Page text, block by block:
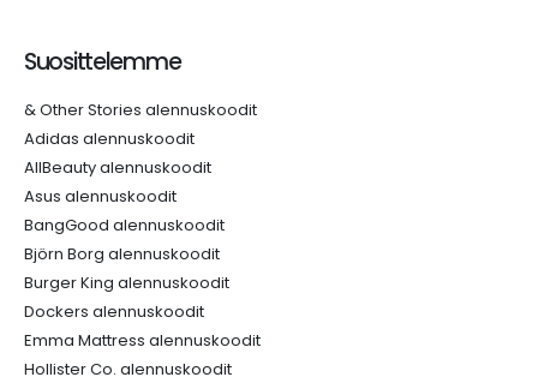
Suosittelemme
& Other Stories alennuskoodit
Adidas alennuskoodit
AllBeauty alennuskoodit
Asus alennuskoodit
BangGood alennuskoodit
Björn Borg alennuskoodit
Burger King alennuskoodit
Dockers alennuskoodit
Emma Mattress alennuskoodit
Hollister Co. alennuskoodit